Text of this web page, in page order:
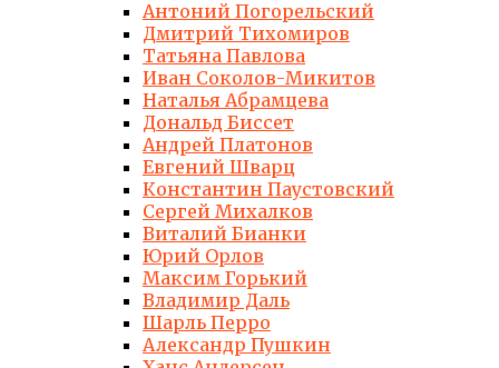
Антоний Погорельский
Дмитрий Тихомиров
Татьяна Павлова
Иван Соколов-Микитов
Наталья Абрамцева
Дональд Биссет
Андрей Платонов
Евгений Шварц
Константин Паустовский
Сергей Михалков
Виталий Бианки
Юрий Орлов
Максим Горький
Владимир Даль
Шарль Перро
Александр Пушкин